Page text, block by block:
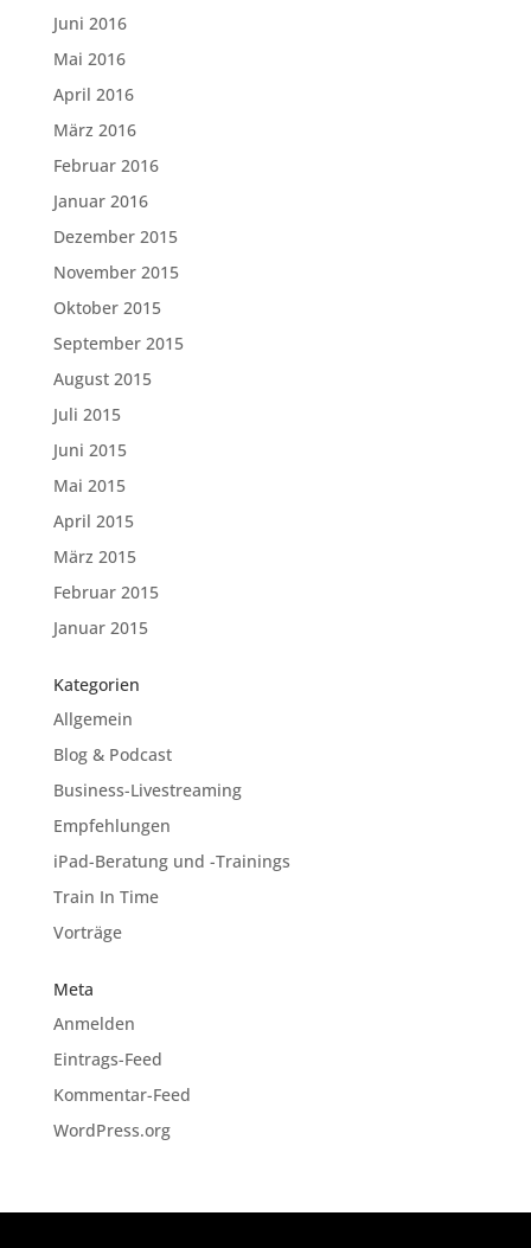
Juni 2016
Mai 2016
April 2016
März 2016
Februar 2016
Januar 2016
Dezember 2015
November 2015
Oktober 2015
September 2015
August 2015
Juli 2015
Juni 2015
Mai 2015
April 2015
März 2015
Februar 2015
Januar 2015
Kategorien
Allgemein
Blog & Podcast
Business-Livestreaming
Empfehlungen
iPad-Beratung und -Trainings
Train In Time
Vorträge
Meta
Anmelden
Eintrags-Feed
Kommentar-Feed
WordPress.org